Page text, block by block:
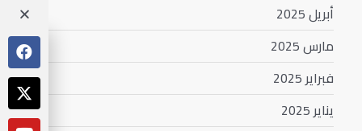
أبريل 2025
مارس 2025
فبراير 2025
يناير 2025